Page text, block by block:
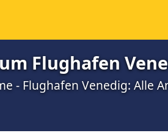
Flughafen
- Flughafen Venedig: Alle